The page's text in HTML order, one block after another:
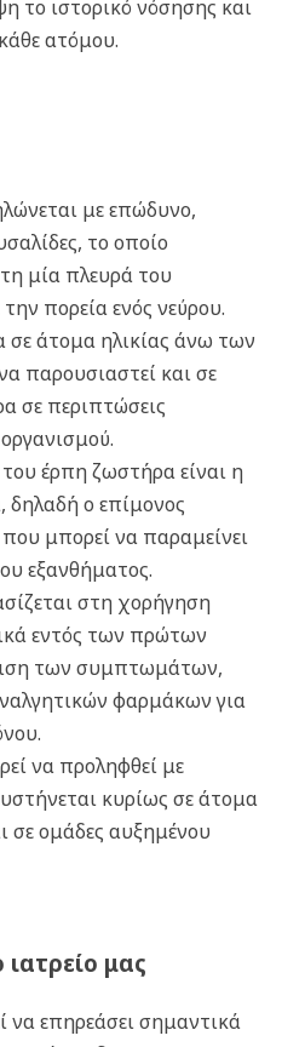
το ιστορικό νόσησης και
ατόμου.
με επώδυνο,
το οποίο
μία πλευρά του
πορεία ενός νεύρου.
σε άτομα ηλικίας άνω των
παρουσιαστεί και σε
σε περιπτώσεις
έρπη ζωστήρα είναι η
δηλαδή ο επίμονος
μπορεί να παραμείνει
εξανθήματος.
στη χορήγηση
εντός των πρώτων
των συμπτωμάτων,
φαρμάκων για
να προληφθεί με
κυρίως σε άτομα
σε ομάδες αυξημένου
μας
επηρεάσει σημαντικά